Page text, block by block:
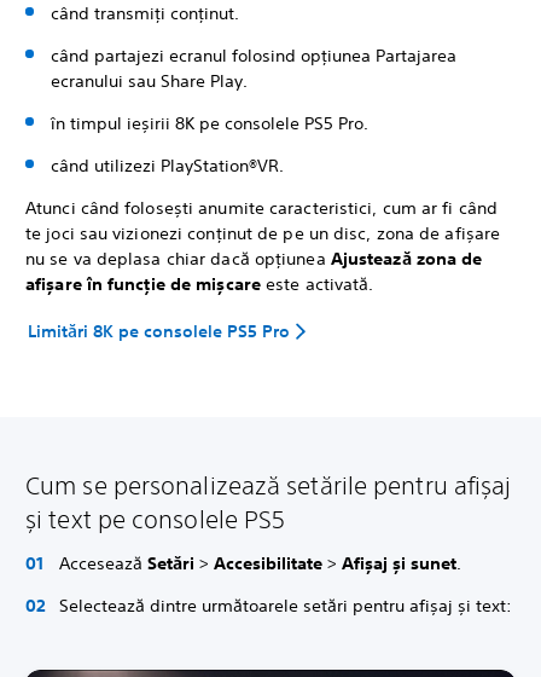
când transmiți conținut.
când partajezi ecranul folosind opțiunea Partajarea
ecranului sau Share Play.
în timpul ieșirii 8K pe consolele PS5 Pro.
când utilizezi PlayStation®VR.
Atunci când folosești anumite caracteristici, cum ar fi când
te joci sau vizionezi conținut de pe un disc, zona de afișare
nu se va deplasa chiar dacă opțiunea Ajustează zona de
afișare în funcție de mișcareeste activată.
Limitări 8K pe consolele PS5 Pro
Cum se personalizează setările pentru afișaj
și text pe consolele PS5
Accesează Setări > Accesibilitate > Afișaj și sunet.
Selectează dintre următoarele setări pentru afișaj și text: